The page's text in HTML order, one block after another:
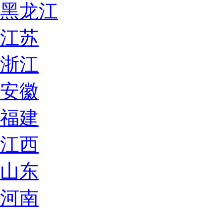
黑龙江
江苏
浙江
安徽
福建
江西
山东
河南